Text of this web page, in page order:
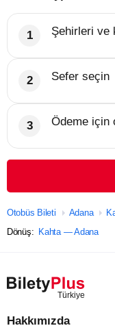
Şehirleri ve
Sefer seçin
Ödeme için
Otobüs Bileti Adana
Dönüş: Kahta — Adana
Hakkımızda